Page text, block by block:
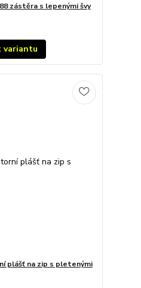
zástěra s lepenými švy
variantu
plášť na zip s pletenými